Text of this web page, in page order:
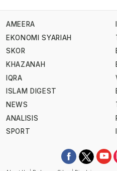
AMEERA
EKONOMI SYARIAH
SKOR
KHAZANAH
IQRA
ISLAM DIGEST
NEWS
ANALISIS
SPORT